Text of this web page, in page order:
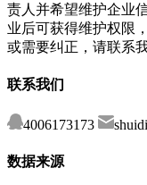
责人并希望维护企业
业后可获得维护权限
或需要纠正，请联系我
联系我们
4006173173
数据来源